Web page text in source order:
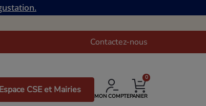
Contactez-nous
Espace CSE et Mairies
MON COMPTEPANIER
0